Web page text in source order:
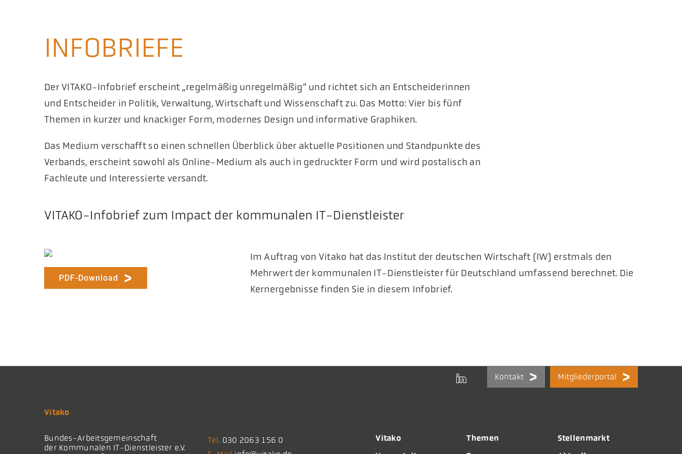
INFOBRIEFE
Der VITAKO-Infobrief erscheint „regelmäßig unregelmäßig“ und richtet sich an Entscheiderinnen
und Entscheider in Politik, Verwaltung, Wirtschaft und Wissenschaft zu. Das Motto: Vier bis fünf
Themen in kurzer und knackiger Form, modernes Design und informative Graphiken.
Das Medium verschafft so einen schnellen Überblick über aktuelle Positionen und Standpunkte des
Verbands, erscheint sowohl als Online-Medium als auch in gedruckter Form und wird postalisch an
Fachleute und Interessierte versandt.
VITAKO-Infobrief zum Impact der kommunalen IT-Dienstleister
PDF-Download
Im Auftrag von Vitako hat das Institut der deutschen Wirtschaft (IW) erstmals den
Mehrwert der kommunalen IT-Dienstleister für Deutschland umfassend berechnet. Die
Kernergebnisse finden Sie in diesem Infobrief.
Kontakt Mitgliederportal
Vitako
Bundes-Arbeitsgemeinschaft
der Kommunalen IT-Dienstleister e.V.
Tel. 030 2063 156 0
Vitako
Themen
Stellenmarkt